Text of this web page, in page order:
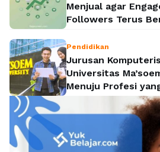
Menjual agar
Followers Terus
Pendidikan
Jurusan
Universitas
Menuju Profesi